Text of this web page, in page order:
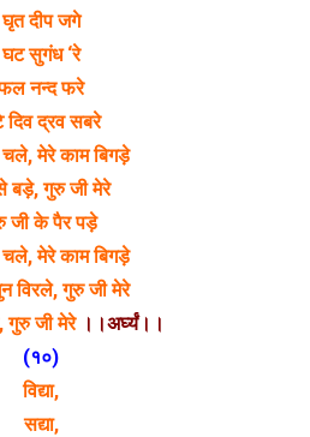
घृत दीप जगे
घट सुगंध ‘रे
नन्द फरे
दिव द्रव सबरे
मेरे काम बिगड़े
बड़े, गुरु जी मेरे
जी के पैर पड़े
मेरे काम बिगड़े
विरले, गुरु जी मेरे
गुरु जी मेरे ।।अर्घ्यं।।
(१०)
विद्या,
सद्या,